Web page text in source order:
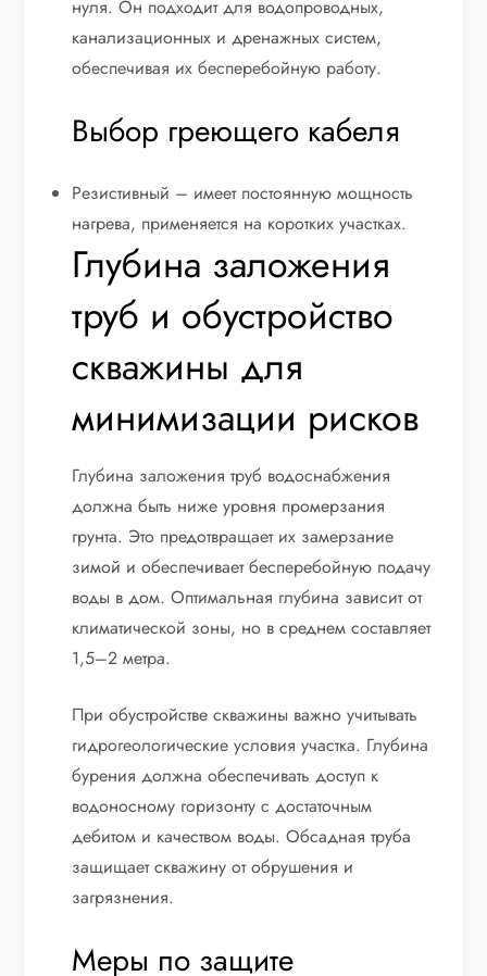
нуля. Он подходит для водопроводных,
канализационных и дренажных систем,
обеспечивая их бесперебойную работу.
Выбор греющего кабеля
Резистивный – имеет постоянную мощность
нагрева, применяется на коротких участках.
Глубина заложения
труб и обустройство
скважины для
минимизации рисков
Глубина заложения труб водоснабжения
должна быть ниже уровня промерзания
грунта. Это предотвращает их замерзание
зимой и обеспечивает бесперебойную подачу
воды в дом. Оптимальная глубина зависит от
климатической зоны, но в среднем составляет
1,5–2 метра.
При обустройстве скважины важно учитывать
гидрогеологические условия участка. Глубина
бурения должна обеспечивать доступ к
водоносному горизонту с достаточным
дебитом и качеством воды. Обсадная труба
защищает скважину от обрушения и
загрязнения.
Меры по защите